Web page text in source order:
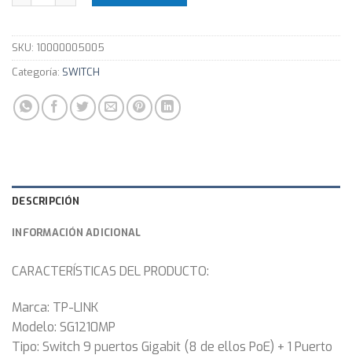
SKU: 10000005005
Categoría: SWITCH
DESCRIPCIÓN
INFORMACIÓN ADICIONAL
CARACTERÍSTICAS DEL PRODUCTO:
Marca: TP-LINK
Modelo: SG1210MP
Tipo: Switch 9 puertos Gigabit (8 de ellos PoE) + 1 Puerto